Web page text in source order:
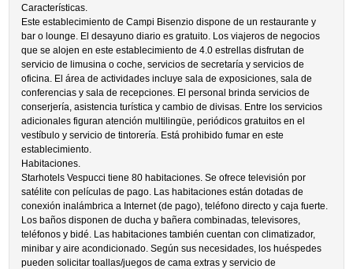
Características.
Este establecimiento de Campi Bisenzio dispone de un restaurante y
bar o lounge. El desayuno diario es gratuito. Los viajeros de negocios
que se alojen en este establecimiento de 4.0 estrellas disfrutan de
servicio de limusina o coche, servicios de secretaría y servicios de
oficina. El área de actividades incluye sala de exposiciones, sala de
conferencias y sala de recepciones. El personal brinda servicios de
conserjería, asistencia turística y cambio de divisas. Entre los servicios
adicionales figuran atención multilingüe, periódicos gratuitos en el
vestíbulo y servicio de tintorería. Está prohibido fumar en este
establecimiento.
Habitaciones.
Starhotels Vespucci tiene 80 habitaciones. Se ofrece televisión por
satélite con películas de pago. Las habitaciones están dotadas de
conexión inalámbrica a Internet (de pago), teléfono directo y caja fuerte.
Los baños disponen de ducha y bañera combinadas, televisores,
teléfonos y bidé. Las habitaciones también cuentan con climatizador,
minibar y aire acondicionado. Según sus necesidades, los huéspedes
pueden solicitar toallas/juegos de cama extras y servicio de